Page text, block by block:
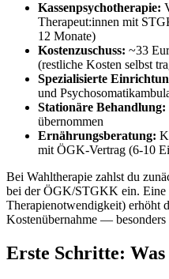
Kassenpsychotherapie:
Therapeut:innen mit
12 Monate)
Kostenzuschuss: ~33
(restliche Kosten selbst
Spezialisierte
und
Stationäre Behandlung:
übernommen
Ernährungsberatung:
mit ÖGK-Vertrag (6-10
Bei Wahltherapie zahlst du
bei der ÖGK/STGKK ein. Eine
Therapienotwendigkeit) erhöht
Kostenübernahme — besonders
Erste Schritte: